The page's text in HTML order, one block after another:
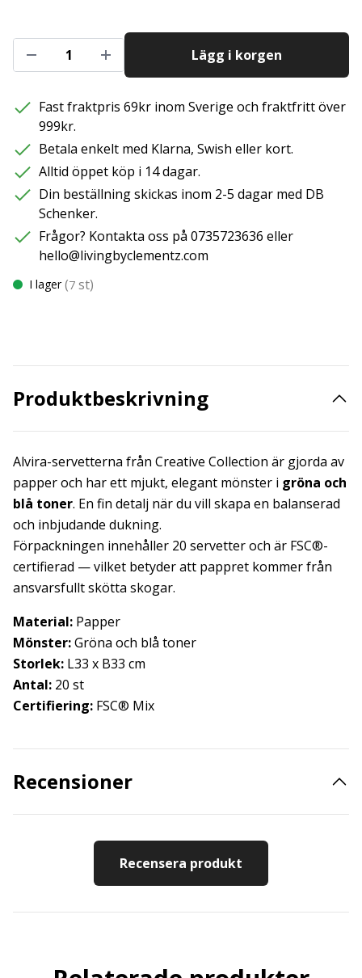
Lägg i korgen
Fast fraktpris 69kr inom Sverige och fraktfritt över
999kr.
Betala enkelt med Klarna, Swish eller kort.
Alltid öppet köp i 14 dagar.
Din beställning skickas inom 2-5 dagar med DB
Schenker.
Frågor? Kontakta oss på 0735723636 eller
hello@livingbyclementz.com
I lager (7 st)
Produktbeskrivning
Alvira-servetterna från Creative Collection är gjorda av
papper och har ett mjukt, elegant mönster i gröna och
blå toner. En fin detalj när du vill skapa en balanserad
och inbjudande dukning.
Förpackningen innehåller 20 servetter och är FSC®-
certifierad — vilket betyder att pappret kommer från
ansvarsfullt skötta skogar.
Material: Papper
Mönster:Gröna och blå toner
Storlek: L33 x B33 cm
Antal: 20 st
Certifiering: FSC® Mix
Recensioner
Recensera produkt